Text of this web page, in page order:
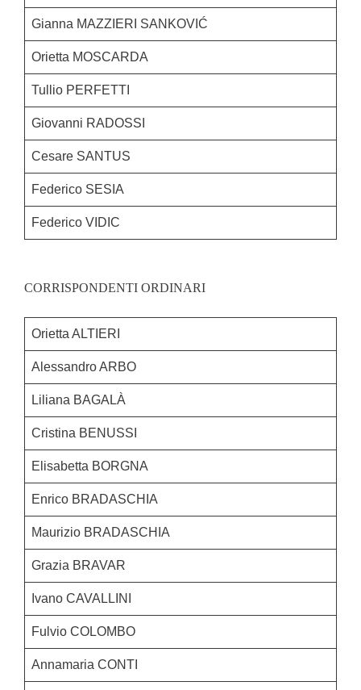
Gianna MAZZIERI SANKOVIĆ
Orietta MOSCARDA
Tullio PERFETTI
Giovanni RADOSSI
Cesare SANTUS
Federico SESIA
Federico VIDIC
CORRISPONDENTI ORDINARI
Orietta ALTIERI
Alessandro ARBO
Liliana BAGALÀ
Cristina BENUSSI
Elisabetta BORGNA
Enrico BRADASCHIA
Maurizio BRADASCHIA
Grazia BRAVAR
Ivano CAVALLINI
Fulvio COLOMBO
Annamaria CONTI